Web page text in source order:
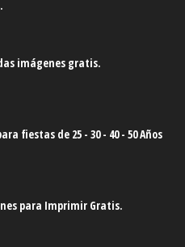
imágenes gratis.
fiestas de 25 - 30 - 40 - 50 Años
para Imprimir Gratis.